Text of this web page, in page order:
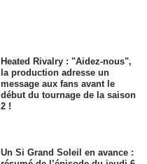
Heated Rivalry : "Aidez-nous",
la production adresse un
message aux fans avant le
début du tournage de la saison
2 !
Un Si Grand Soleil en avance :